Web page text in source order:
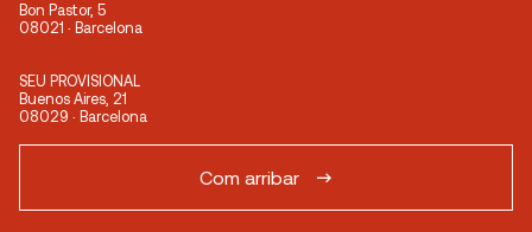
Bon Pastor, 5
08021 · Barcelona
SEU PROVISIONAL
Buenos Aires, 21
08029 · Barcelona
Com arribar